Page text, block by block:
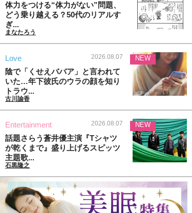
体力をつける“体力がない”問題、
どう乗り越える？50代のリアルす
ぎ...
まなたろう
Love 2026.08.07
陰で「くせえババア」と言われて
いた…年下彼氏のウラの顔を知り
トラウ...
古川諭香
NEW
Entertainment 2026.08.07
話題さらう蒼井優主演『Tシャツ
が乾くまで』盛り上げるスピッツ
主題歌...
石黒隆之
NEW